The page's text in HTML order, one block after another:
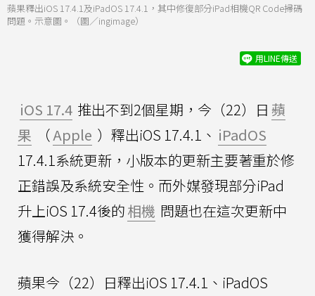
蘋果釋出iOS 17.4.1及iPadOS 17.4.1，其中修復部分iPad相機QR Code掃碼
問題。示意圖。（圖／ingimage）
用LINE傳送
iOS 17.4 推出不到2個星期，今（22）日 蘋
果
（Apple ）釋出iOS 17.4.1、 iPadOS
17.4.1系統更新，小版本的更新主要著重於修
正錯誤及系統安全性。而外媒發現部分iPad
升上iOS 17.4後的相機 問題也在這次更新中
獲得解決。
蘋果今（22）日釋出iOS 17.4.1、iPadOS